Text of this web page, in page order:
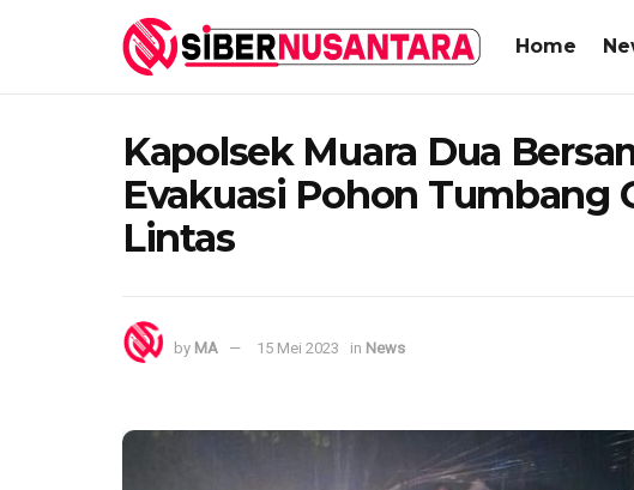
Home
Kapolsek Muara Dua
Evakuasi Pohon Tumbang
Lintas
by MA 15 Mei 2023 in News